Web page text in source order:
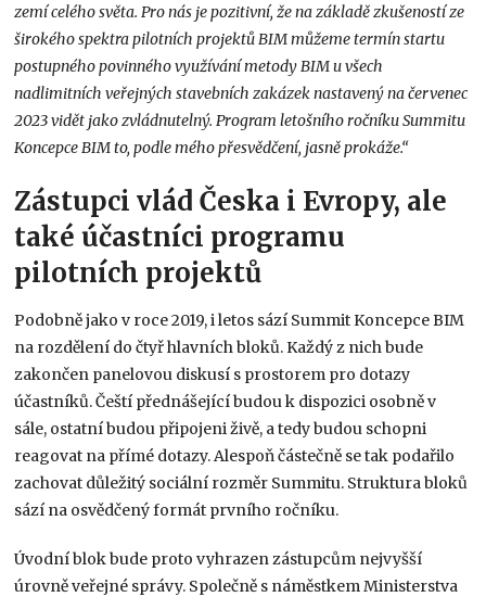
zemí celého světa. Pro nás je pozitivní, že na základě zkušeností ze
širokého spektra pilotních projektů BIM můžeme termín startu
postupného povinného využívání metody BIM u všech
nadlimitních veřejných stavebních zakázek nastavený na červenec
2023 vidět jako zvládnutelný. Program letošního ročníku Summitu
Koncepce BIM to, podle mého přesvědčení, jasně prokáže.“
Zástupci vlád Česka i Evropy, ale
také účastníci programu
pilotních projektů
Podobně jako v roce 2019, i letos sází Summit Koncepce BIM
na rozdělení do čtyř hlavních bloků. Každý z nich bude
zakončen panelovou diskusí s prostorem pro dotazy
účastníků. Čeští přednášející budou k dispozici osobně v
sále, ostatní budou připojeni živě, a tedy budou schopni
reagovat na přímé dotazy. Alespoň částečně se tak podařilo
zachovat důležitý sociální rozměr Summitu. Struktura bloků
sází na osvědčený formát prvního ročníku.
Úvodní blok bude proto vyhrazen zástupcům nejvyšší
úrovně veřejné správy. Společně s náměstkem Ministerstva